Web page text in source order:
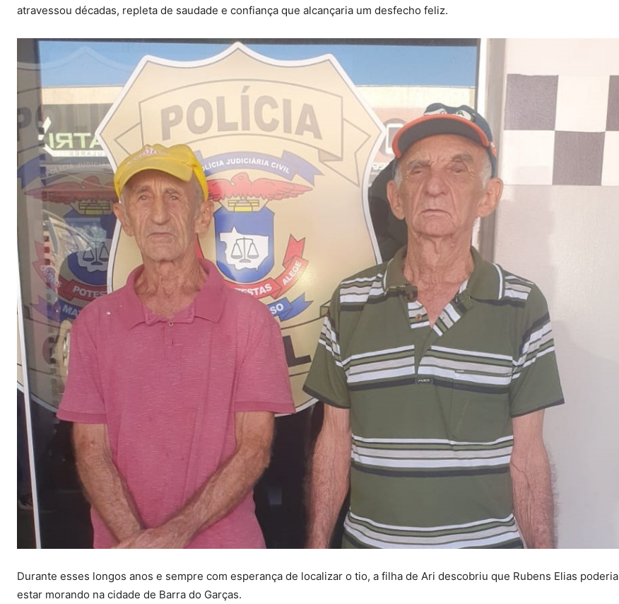
atravessou décadas, repleta de saudade e confiança que alcançaria um desfecho feliz.
Durante esses longos anos e sempre com esperança de localizar o tio, a filha de Ari descobriu que Rubens Elias poderia
estar morando na cidade de Barra do Garças.